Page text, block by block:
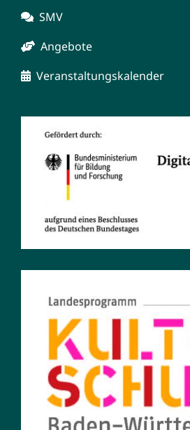
SMV
Angebote
Veranstaltungskalender